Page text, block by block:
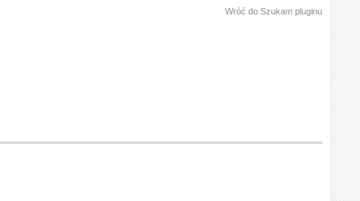
Wróć do Szukam pluginu